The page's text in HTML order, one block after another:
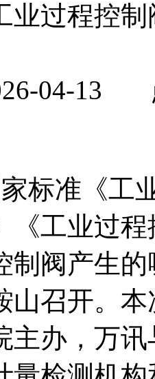
业过程控
04-13
标准《工
《工业过
制阀产生
山召开。本
办， 万讯